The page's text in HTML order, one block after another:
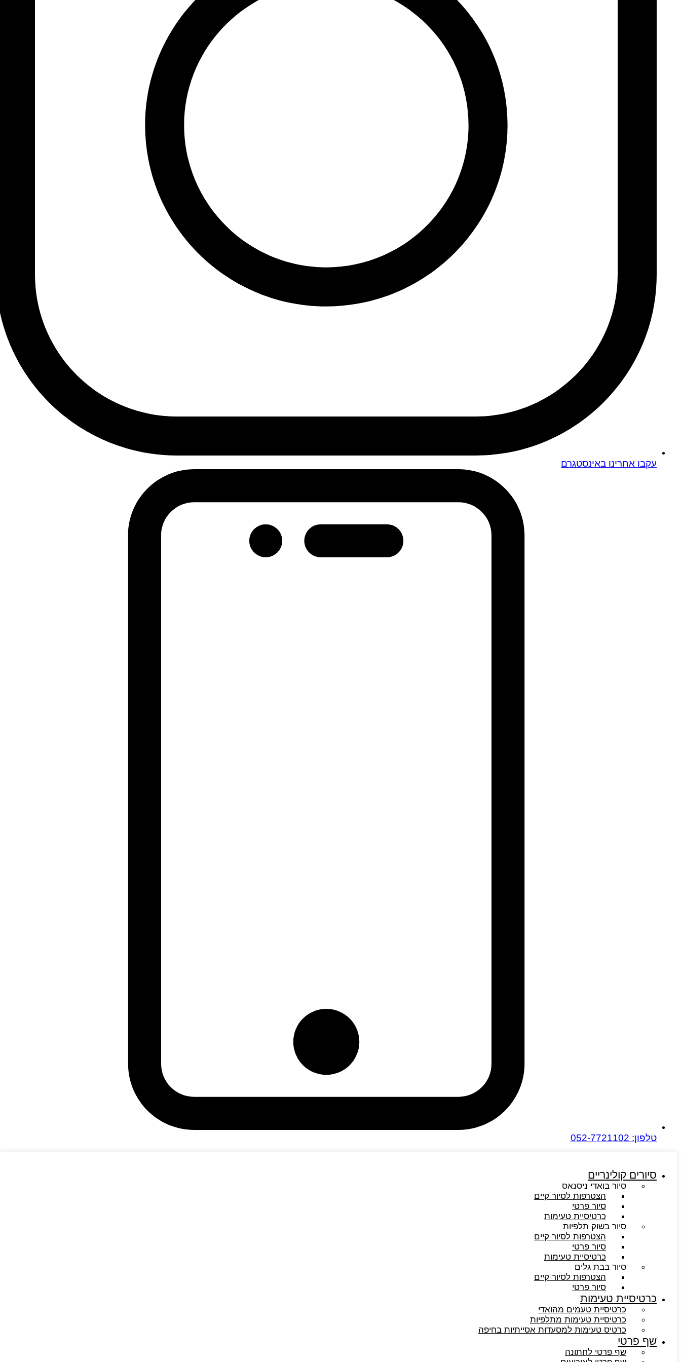
עקבו אחרינו באינסטגרם
טלפון: 052-7721102
סיורים קולינריים​
סיור בואדי ניסנאס
הצטרפות לסיור קיים
סיור פרטי
כרטיסיית טעימות
סיור בשוק תלפיות
הצטרפות לסיור קיים
סיור פרטי
כרטיסיית טעימות
סיור בבת גלים
הצטרפות לסיור קיים
סיור פרטי
כרטיסיית טעימות
כרטיסיית טעמים מהואדי
כרטיסיית טעימות מתלפיות
כרטיס טעימות למסעדות אסייתיות בחיפה
שף פרטי
שף פרטי לחתונה